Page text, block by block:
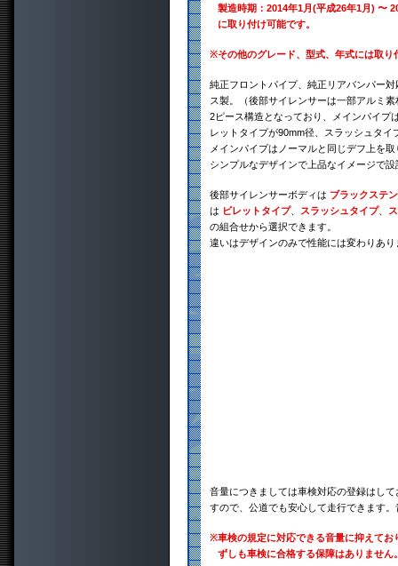
製造時期：2014年1月(平成26年1月) 〜
に取り付け可能です。
※その他のグレード、型式、年式には取
純正フロントパイプ、純正リアバンパー
ス製。（後部サイレンサーは一部アルミ
2ピース構造となっており、メインパイプ
レットタイプが90mm径、スラッシュタ
メインパイプはノーマルと同じデフ上を
シンプルなデザインで上品なイメージで
後部サイレンサーボディは ブラックステ
は ビレットタイプ、 スラッシュタイプ、
の組合せから選択できます。
違いはデザインのみで性能には変わりあ
音量につきましては車検対応の登録はし
すので、公道でも安心して走行できます
※車検の規定に対応できる音量に抑えて
ずしも車検に合格する保障はありませ